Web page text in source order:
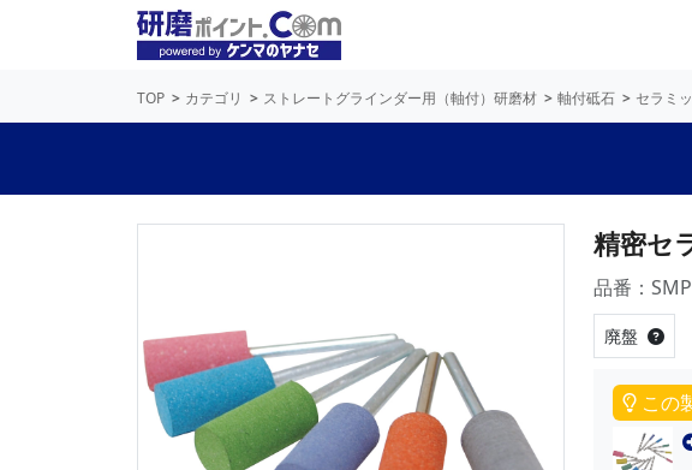
TOP カテゴリ ストレートグラインダー用（軸付）研磨材 軸付砥石 セラミ
精密セ
品番：
廃盤
この